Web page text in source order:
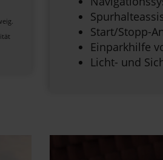
Start/Stopp-
Einparkhilfe
Licht- und